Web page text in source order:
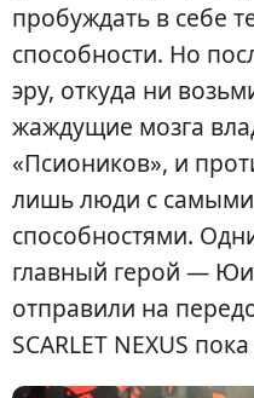
пробуждать в себе
способности. Но
эру, откуда ни
жаждущие мозга
«Псиоников», и
лишь люди с
способностями.
главный герой —
отправили на
SCARLET NEXUS